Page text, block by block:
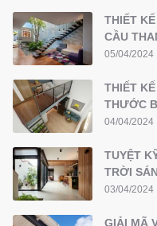
THIẾT
CẦU
05/04/2024
THIẾT
THƯỚC
04/04/2024
TUYỆT
TRỜI
03/04/2024
GIẢI MÃ